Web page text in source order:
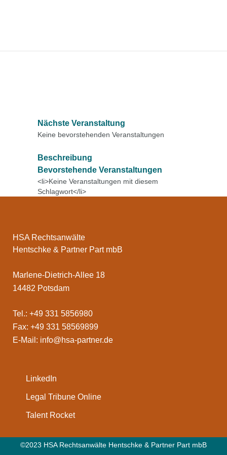
Nächste Veranstaltung
Keine bevorstehenden Veranstaltungen
Beschreibung
Bevorstehende Veranstaltungen
<li>Keine Veranstaltungen mit diesem
Schlagwort</li>
HSA Rechtsanwälte
Hentschke & Partner Part mbB
Marlene-Dietrich-Allee 18
14482 Potsdam
Tel.: +49 331 5856980
Fax: +49 331 58569899
E-Mail: info@hsa-partner.de
LinkedIn
Legal Tribune Online
Talent Rocket
©2023 HSA Rechtsanwälte Hentschke & Partner Part mbB